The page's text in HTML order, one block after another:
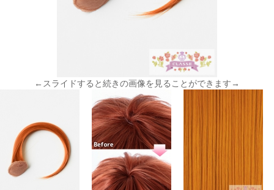
←スライドすると続きの画像を見ることができます→